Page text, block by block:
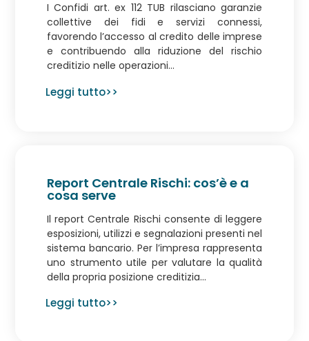
I Confidi art. ex 112 TUB rilasciano garanzie
collettive dei fidi e servizi connessi,
favorendo l’accesso al credito delle imprese
e contribuendo alla riduzione del rischio
creditizio nelle operazioni...
Leggi tutto>>
Report Centrale Rischi: cos’è e a
cosa serve
Il report Centrale Rischi consente di leggere
esposizioni, utilizzi e segnalazioni presenti nel
sistema bancario. Per l’impresa rappresenta
uno strumento utile per valutare la qualità
della propria posizione creditizia...
Leggi tutto>>